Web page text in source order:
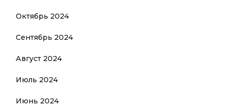
Октябрь 2024
Сентябрь 2024
Август 2024
Июль 2024
Июнь 2024